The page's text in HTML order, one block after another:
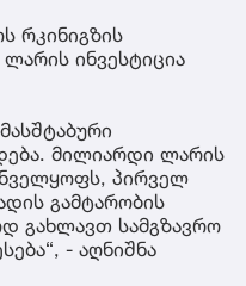
რკინიგზის
ინვესტიცია
მილიარდი ლარის
პირველ
გამტარობის
გახლავთ სამგზავრო
- აღნიშნა